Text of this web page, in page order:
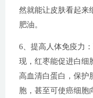
然就能让皮肤看起来
肥油。
6、提高人体免疫力
现，红枣能促进白细
高血清白蛋白，保护
胞，甚至可使癌细胞